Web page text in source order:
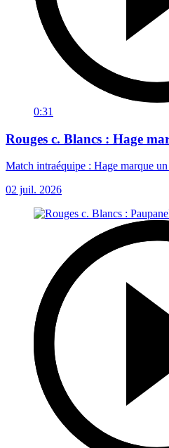
0:31
Rouges c. Blancs : Hage
Match intraéquipe : Hage marque
02 juil. 2026